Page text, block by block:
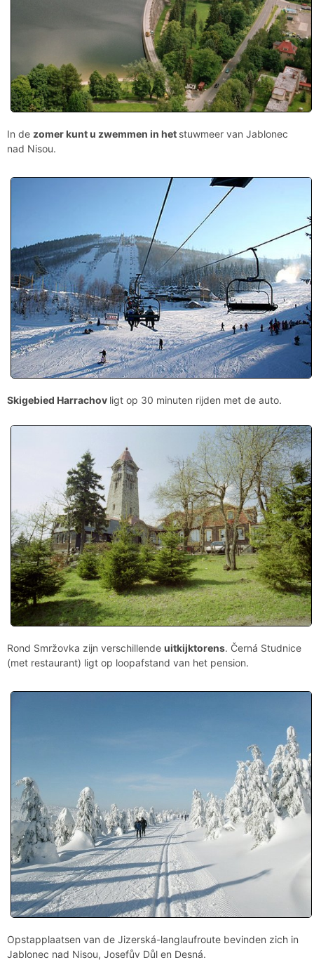
In de zomer kunt u zwemmen in het stuwmeer van Jablonec
nad Nisou.
Skigebied Harrachov ligt op 30 minuten rijden met de auto.
Rond Smržovka zijn verschillende uitkijktorens. Černá Studnice
(met restaurant) ligt op loopafstand van het pension.
Opstapplaatsen van de Jizerská-langlaufroute bevinden zich in
Jablonec nad Nisou, Josefův Důl en Desná.